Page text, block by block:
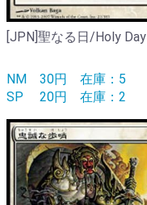
[JPN]聖なる日/Holy Day
NM 30円 在庫：5
SP
20円 在庫：2